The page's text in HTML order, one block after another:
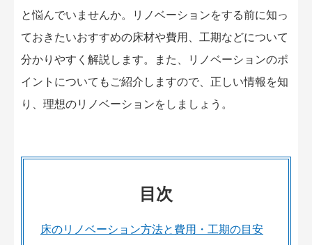
と悩んでいませんか。リノベーションをする前に知っ
ておきたいおすすめの床材や費用、工期などについて
分かりやすく解説します。また、リノベーションのポ
イントについてもご紹介しますので、正しい情報を知
り、理想のリノベーションをしましょう。
目次
床のリノベーション方法と費用・工期の目安